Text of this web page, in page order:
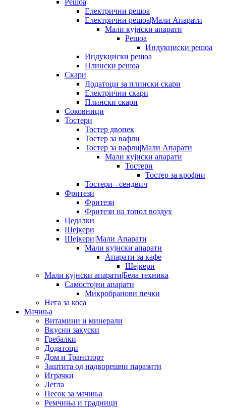
Електрични решоа
Електрични решоа|Мали Апарати
Мали кујнски апарати
Решоа
Индукциски решоа
Индукциски решоа
Плински решоа
Скари
Додатоци за плински скари
Електрични скари
Плински скари
Соковници
Тостери
Тостер двопек
Тостер за вафли
Тостер за вафли|Мали Апарати
Мали кујнски апарати
Тостери
Тостер за крофни
Тостери - сендвич
Фритези
Фритези
Фритези на топол воздух
Цедалки
Шејкери
Шејкери|Мали Апарати
Мали кујнски апарати
Апарати за кафе
Шејкери
Мали кујнски апарати|Бела техника
Самостојни апарати
Микробранови печки
Нега за коса
Мачиња
Витамини и минерали
Вкусни закуски
Гребалки
Додатоци
Дом и Транспорт
Заштита од надворешни паразити
Играчки
Легла
Песок за мачиња
Ремчиња и градници